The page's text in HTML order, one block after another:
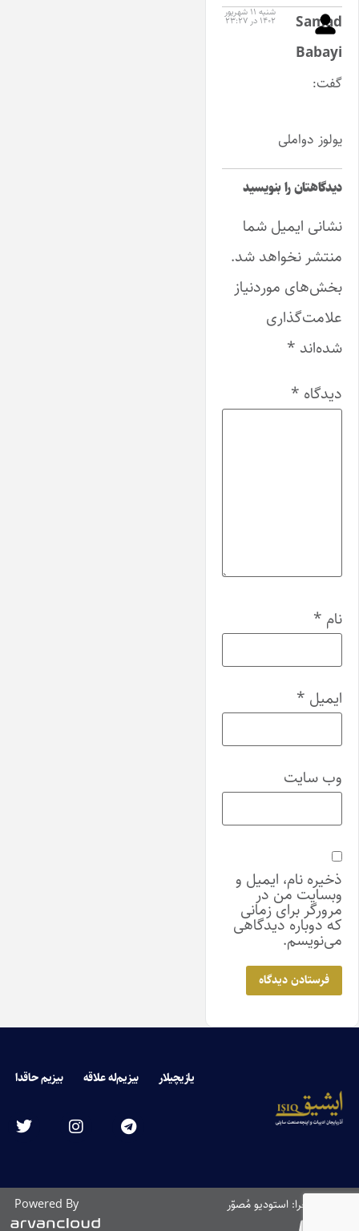
Samad
Babayi
گفت:
شنبه ۱۱ شهریور
۱۴۰۲ در ۲۳:۲۷
یولوز دواملی
دیدگاهتان را بنویسید
نشانی ایمیل شما
منتشر نخواهد شد.
بخش‌های موردنیاز
علامت‌گذاری
شده‌اند *
دیدگاه *
نام *
ایمیل *
وب‌ سایت
ذخیره نام، ایمیل و
وبسایت من در
مرورگر برای زمانی
که دوباره دیدگاهی
می‌نویسم.
یازیچیلار بیزیم‌له علاقه بیزیم حاقدا
طراحی و اجرا: استودیو مُصوّر Powered By